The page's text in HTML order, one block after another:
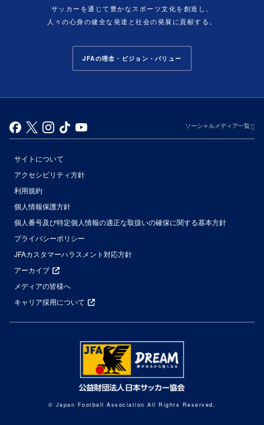
サッカーを通じて豊かなスポーツ文化を創造し、
人々の心身の健全な発達と社会の発展に貢献する。
JFAの理念・ビジョン・バリュー
ソーシャルメディア一覧
サイトについて
アクセシビリティ方針
利用規約
個人情報保護方針
個人番号及び特定個人情報の適正な取扱いの確保に関する基本方針
プライバシーポリシー
JFAカスタマーハラスメント対応方針
アーカイブ
メディアの皆様へ
キャリア採用について
© Japan Football Association All Rights Reserved.